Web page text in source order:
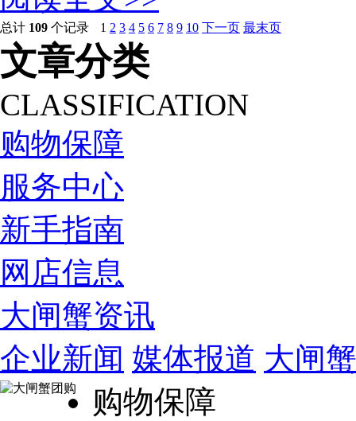
总计 109 个记录 1 2 3 4 5 6 7 8 9 10 下一页 最末页
文章分类
CLASSIFICATION
购物保障
服务中心
新手指南
网店信息
大闸蟹资讯
企业新闻 媒体报道 大闸
购物保障